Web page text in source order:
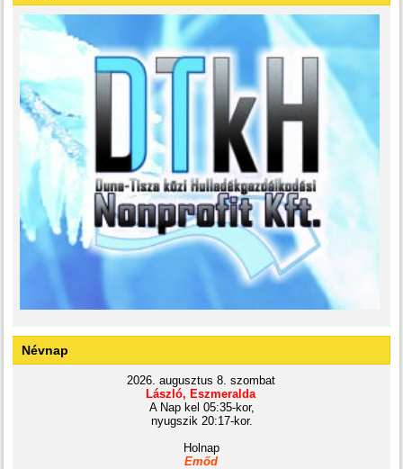
Névnap
2026. augusztus 8. szombat
László, Eszmeralda
A Nap kel 05:35-kor,
nyugszik 20:17-kor.
Holnap
Emőd